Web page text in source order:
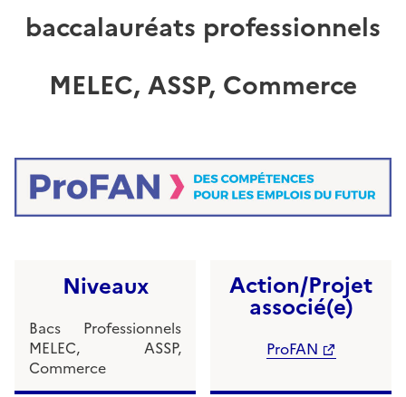
baccalauréats professionnels
MELEC, ASSP, Commerce
Niveaux
Bacs Professionnels
MELEC, ASSP,
Commerce
Action/Projet
associé(e)
ProFAN